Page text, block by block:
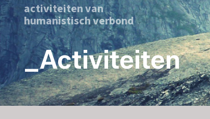
activiteiten van
humanistisch verbond
_Activiteiten